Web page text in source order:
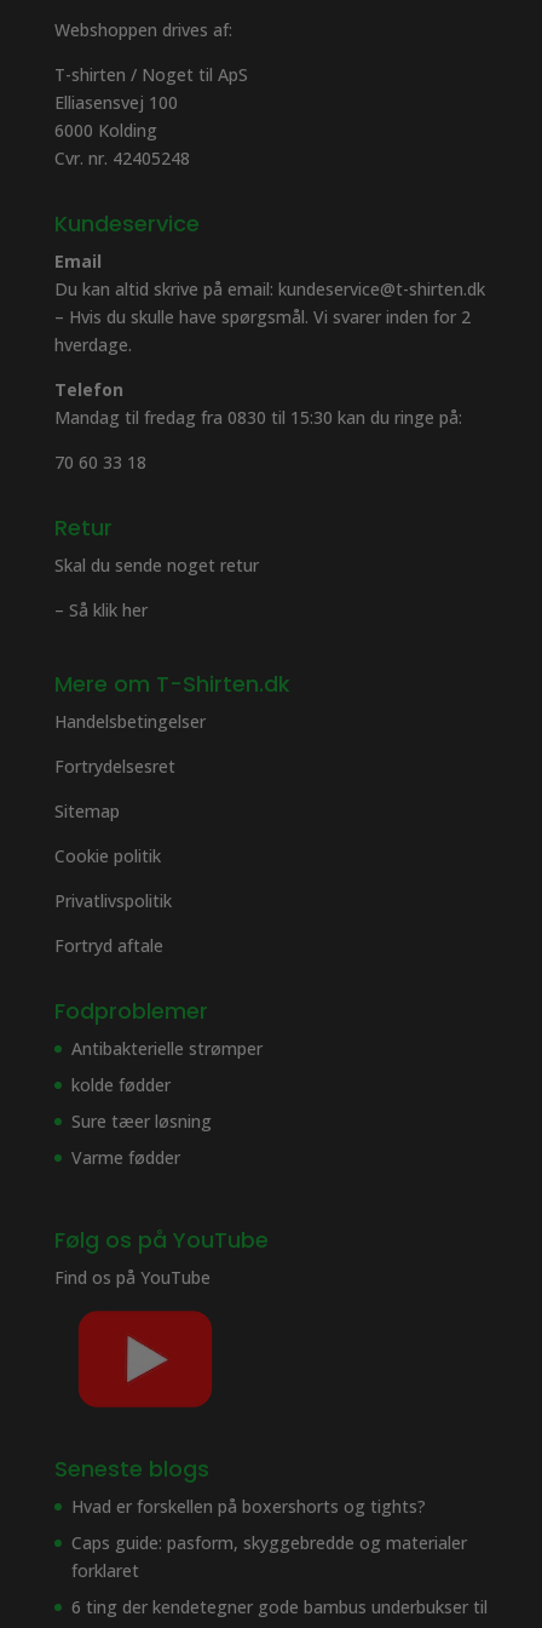
Webshoppen drives af:
T-shirten / Noget til ApS
Elliasensvej 100
6000 Kolding
Cvr. nr. 42405248
Kundeservice
Email
Du kan altid skrive på email: kundeservice@t-shirten.dk
– Hvis du skulle have spørgsmål. Vi svarer inden for 2
hverdage.
Telefon
Mandag til fredag fra 0830 til 15:30 kan du ringe på:
70 60 33 18
Retur
Skal du sende noget retur
– Så klik her
Mere om T-Shirten.dk
Handelsbetingelser
Fortrydelsesret
Sitemap
Cookie politik
Privatlivspolitik
Fortryd aftale
Fodproblemer
Antibakterielle strømper
kolde fødder
Sure tæer løsning
Varme fødder
Følg os på YouTube
Find os på YouTube
Seneste blogs
Hvad er forskellen på boxershorts og tights?
Caps guide: pasform, skyggebredde og materialer
forklaret
6 ting der kendetegner gode bambus underbukser til